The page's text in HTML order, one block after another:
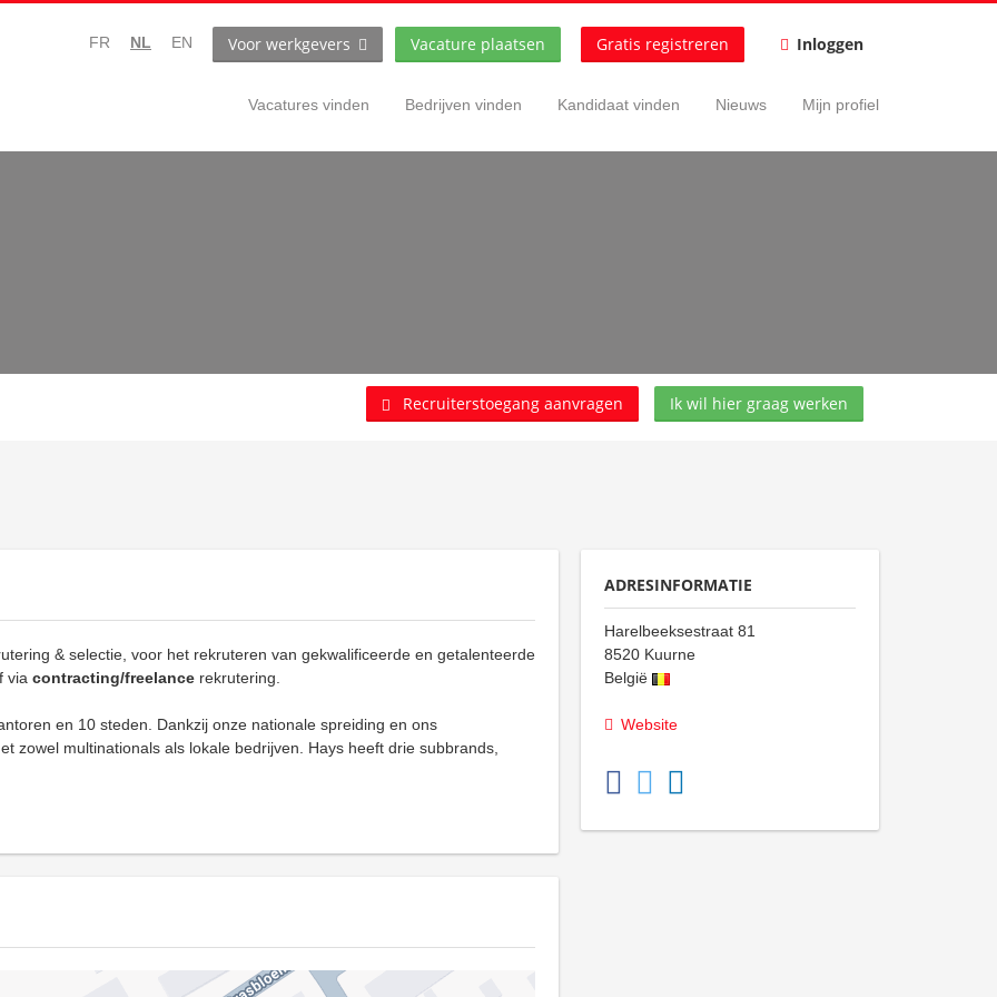
Vacatures vinden Bedrijven vinden Kandidaat vinden Nieuws Mijn profiel
FR NL EN Voor werkgevers Vacature plaatsen Gratis registreren Inloggen
Recruiterstoegang aanvragen Ik wil hier graag werken
& selectie, voor het rekruteren van gekwalificeerde en getalenteerde
via contracting/freelance rekrutering.
en 10 steden. Dankzij onze nationale spreiding en ons
zowel multinationals als lokale bedrijven. Hays heeft drie subbrands,
ADRESINFORMATIE
Harelbeeksestraat 81
8520 Kuurne
België
Website